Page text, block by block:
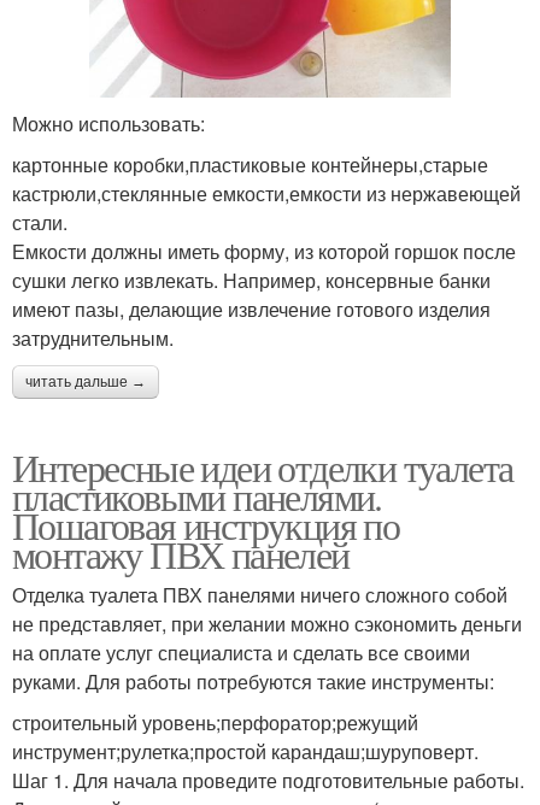
Можно использовать:
картонные коробки,пластиковые контейнеры,старые
кастрюли,стеклянные емкости,емкости из нержавеющей
стали.
Емкости должны иметь форму, из которой горшок после
сушки легко извлекать. Например, консервные банки
имеют пазы, делающие извлечение готового изделия
затруднительным.
читать дальше →
Интересные идеи отделки туалета
пластиковыми панелями.
Пошаговая инструкция по
монтажу ПВХ панелей
Отделка туалета ПВХ панелями ничего сложного собой
не представляет, при желании можно сэкономить деньги
на оплате услуг специалиста и сделать все своими
руками. Для работы потребуются такие инструменты:
строительный уровень;перфоратор;режущий
инструмент;рулетка;простой карандаш;шуруповерт.
Шаг 1. Для начала проведите подготовительные работы.